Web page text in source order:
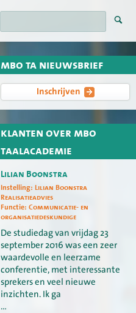
mbo ta nieuwsbrief
Inschrijven
klanten over mbo
taalacademie
Lilian Boonstra
Instelling: Lilian Boonstra
Realisatieadvies
Functie: Communicatie- en
organisatiedeskundige
De studiedag van vrijdag 23
september 2016 was een zeer
waardevolle en leerzame
conferentie, met interessante
sprekers en veel nieuwe
inzichten. Ik ga
…